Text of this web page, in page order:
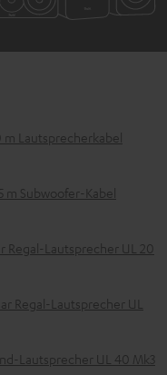
Lautsprecherkabel
m Subwoofer-Kabel
Regal-Lautsprecher UL 20
Regal-Lautsprecher UL
Lautsprecher UL 40 Mk3